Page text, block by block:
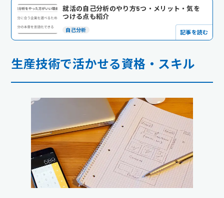
就活の自己分析のやり方5つ・メリット・気を
つける点も紹介
自己分析 記事を読む
生産技術で活かせる資格・スキル